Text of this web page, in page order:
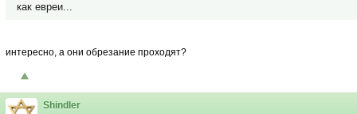
как евреи...
интересно, а они обрезание проходят?
Shindler